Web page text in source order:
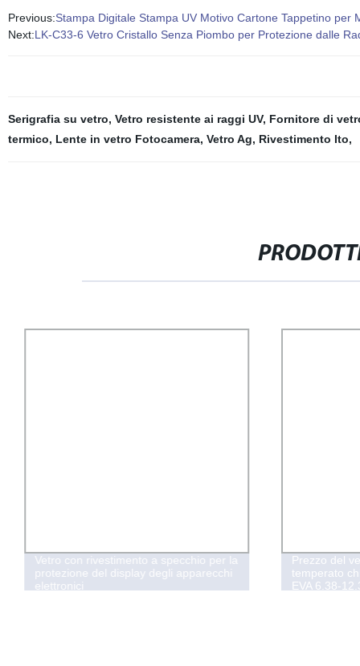
Previous:Stampa Digitale Stampa UV Motivo Cartone Tappetino per
Next:LK-C33-6 Vetro Cristallo Senza Piombo per Protezione dalle
Serigrafia su vetro, Vetro resistente ai raggi UV, Fornitore di
termico, Lente in vetro Fotocamera, Vetro Ag, Rivestimento Ito,
Vetro con rivestimento a specchio per la
protezione del display degli apparecchi
elettronici
Prezzo del
temperato
EVA 6.38-